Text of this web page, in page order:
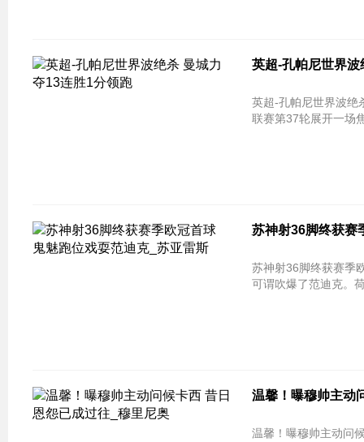
英超-孔帕尼世界
英超-孔帕尼世界波绝
联赛第37轮展开一场
苏神射36脚终获赛
苏神射36脚终获赛季欧冠首球 鬼
可谓吹爆了范迪克。
温馨！曝穆帅主动
温馨！曝穆帅主动问候卡西 昔日恩